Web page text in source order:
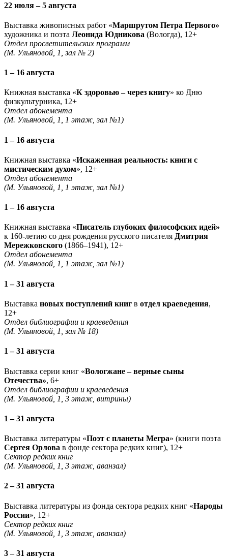
22 июля – 5 августа
Выставка живописных работ «Маршрутом Петра Первого»
художника и поэта Леонида Юдникова (Вологда), 12+
Отдел просветительских программ
(М. Ульяновой, 1, зал № 2)
1 – 16 августа
Книжная выставка «К здоровью – через книгу» ко Дню
физкультурника, 12+
Отдел абонемента
(М. Ульяновой, 1, 1 этаж, зал №1)
1 – 16 августа
Книжная выставка «Искаженная реальность: книги с
мистическим духом», 12+
Отдел абонемента
(М. Ульяновой, 1, 1 этаж, зал №1)
1 – 16 августа
Книжная выставка «Писатель глубоких философских идей»
к 160-летию со дня рождения русского писателя Дмитрия
Мережковского (1866–1941), 12+
Отдел абонемента
(М. Ульяновой, 1, 1 этаж, зал №1)
1 – 31 августа
Выставка новых поступлений книг в отдел краеведения,
12+
Отдел библиографии и краеведения
(М. Ульяновой, 1, зал № 18)
1 – 31 августа
Выставка серии книг «Вологжане – верные сыны
Отечества», 6+
Отдел библиографии и краеведения
(М. Ульяновой, 1, 3 этаж, витрины)
1 – 31 августа
Выставка литературы «Поэт с планеты Мегра» (книги поэта
Сергея Орлова в фонде сектора редких книг), 12+
Сектор редких книг
(М. Ульяновой, 1, 3 этаж, аванзал)
2 – 31 августа
Выставка литературы из фонда сектора редких книг «Народы
России», 12+
Сектор редких книг
(М. Ульяновой, 1, 3 этаж, аванзал)
3 – 31 августа